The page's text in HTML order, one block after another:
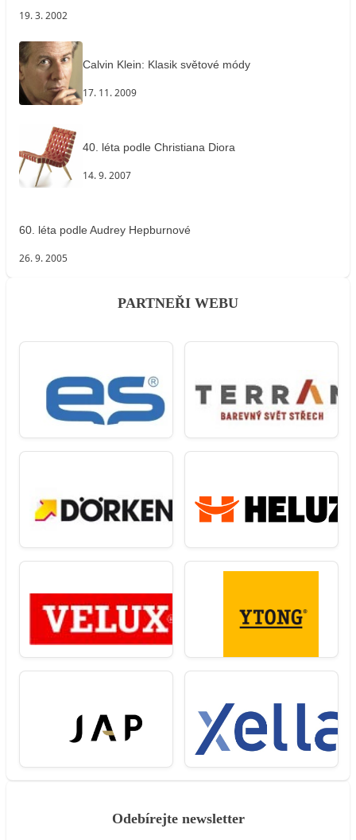
19. 3. 2002
Calvin Klein: Klasik světové módy
17. 11. 2009
40. léta podle Christiana Diora
14. 9. 2007
60. léta podle Audrey Hepburnové
26. 9. 2005
PARTNEŘI WEBU
Odebírejte newsletter